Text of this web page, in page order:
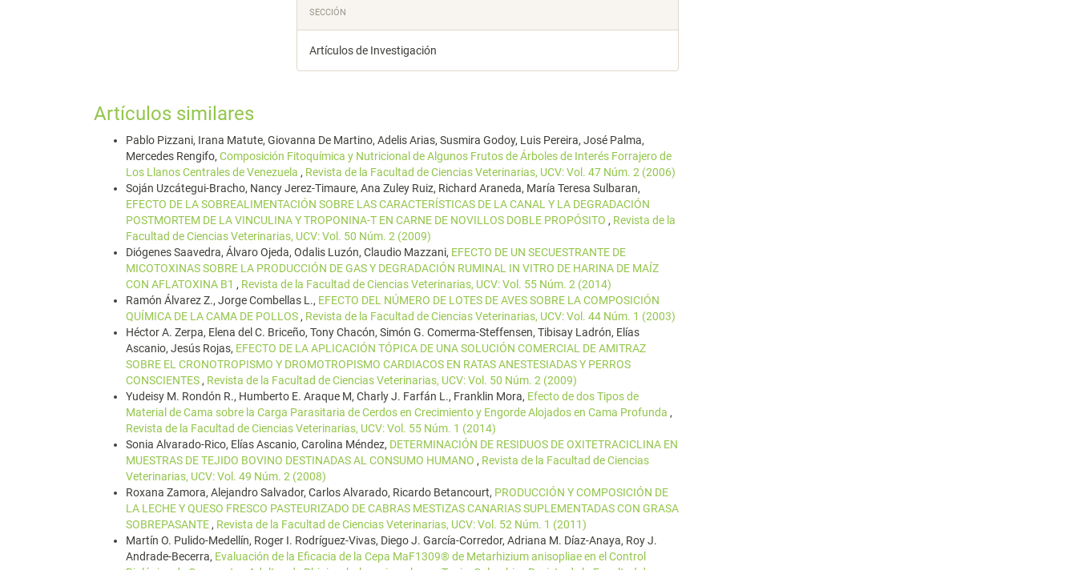
SECCIÓN
Artículos de Investigación
Artículos similares
Pablo Pizzani, Irana Matute, Giovanna De Martino, Adelis Arias, Susmira Godoy, Luis Pereira, José Palma,
Mercedes Rengifo, Composición Fitoquímica y Nutricional de Algunos Frutos de Árboles de Interés Forrajero de
Los Llanos Centrales de Venezuela , Revista de la Facultad de Ciencias Veterinarias, UCV: Vol. 47 Núm. 2 (2006)
Soján Uzcátegui-Bracho, Nancy Jerez-Timaure, Ana Zuley Ruiz, Richard Araneda, María Teresa Sulbaran,
EFECTO DE LA SOBREALIMENTACIÓN SOBRE LAS CARACTERÍSTICAS DE LA CANAL Y LA DEGRADACIÓN
POSTMORTEM DE LA VINCULINA Y TROPONINA-T EN CARNE DE NOVILLOS DOBLE PROPÓSITO , Revista de la
Facultad de Ciencias Veterinarias, UCV: Vol. 50 Núm. 2 (2009)
Diógenes Saavedra, Álvaro Ojeda, Odalis Luzón, Claudio Mazzani, EFECTO DE UN SECUESTRANTE DE
MICOTOXINAS SOBRE LA PRODUCCIÓN DE GAS Y DEGRADACIÓN RUMINAL IN VITRO DE HARINA DE MAÍZ
CON AFLATOXINA B1 , Revista de la Facultad de Ciencias Veterinarias, UCV: Vol. 55 Núm. 2 (2014)
Ramón Álvarez Z., Jorge Combellas L., EFECTO DEL NÚMERO DE LOTES DE AVES SOBRE LA COMPOSICIÓN
QUÍMICA DE LA CAMA DE POLLOS , Revista de la Facultad de Ciencias Veterinarias, UCV: Vol. 44 Núm. 1 (2003)
Héctor A. Zerpa, Elena del C. Briceño, Tony Chacón, Simón G. Comerma-Steffensen, Tibisay Ladrón, Elías
Ascanio, Jesús Rojas, EFECTO DE LA APLICACIÓN TÓPICA DE UNA SOLUCIÓN COMERCIAL DE AMITRAZ
SOBRE EL CRONOTROPISMO Y DROMOTROPISMO CARDIACOS EN RATAS ANESTESIADAS Y PERROS
CONSCIENTES , Revista de la Facultad de Ciencias Veterinarias, UCV: Vol. 50 Núm. 2 (2009)
Yudeisy M. Rondón R., Humberto E. Araque M, Charly J. Farfán L., Franklin Mora, Efecto de dos Tipos de
Material de Cama sobre la Carga Parasitaria de Cerdos en Crecimiento y Engorde Alojados en Cama Profunda ,
Revista de la Facultad de Ciencias Veterinarias, UCV: Vol. 55 Núm. 1 (2014)
Sonia Alvarado-Rico, Elías Ascanio, Carolina Méndez, DETERMINACIÓN DE RESIDUOS DE OXITETRACICLINA EN
MUESTRAS DE TEJIDO BOVINO DESTINADAS AL CONSUMO HUMANO , Revista de la Facultad de Ciencias
Veterinarias, UCV: Vol. 49 Núm. 2 (2008)
Roxana Zamora, Alejandro Salvador, Carlos Alvarado, Ricardo Betancourt, PRODUCCIÓN Y COMPOSICIÓN DE
LA LECHE Y QUESO FRESCO PASTEURIZADO DE CABRAS MESTIZAS CANARIAS SUPLEMENTADAS CON GRASA
SOBREPASANTE , Revista de la Facultad de Ciencias Veterinarias, UCV: Vol. 52 Núm. 1 (2011)
Martín O. Pulido-Medellín, Roger I. Rodríguez-Vivas, Diego J. García-Corredor, Adriana M. Díaz-Anaya, Roy J.
Andrade-Becerra, Evaluación de la Eficacia de la Cepa MaF1309® de Metarhizium anisopliae en el Control